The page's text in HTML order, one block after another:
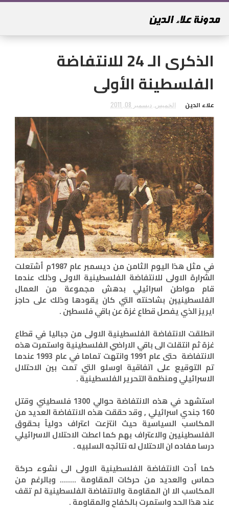
الذكرى الـ 24 للانتفاضة
الفلسطينة الأولى
علاء الدين الخميس, ديسمبر 08, 2011
في مثل هذا اليوم الثامن من ديسمبر عام 1987م أشتعلت
الشرارة الاولى للانتفاضة الفلسطينية الاولى وذلك عندما
قام مواطن اسرائيلي بدهش مجموعة من العمال
الفلسطينيين بشاحنته التي كان يقودها وذلك على حاجز
ايريز الذي يفصل قطاع غزة عن باقي فلسطين .
انطلقت الانتفاضة الفلسطينية الاولى من جباليا في قطاع
غزة ثم انتقلت الى باقي الاراضي الفلسطينية واستمرت هذه
الانتفاضة حتى عام 1991 وانتهت تماما في عام 1993 عندما
تم التوقيع على اتفاقية اوسلو التي تمت بين الاحتلال
الاسرائيلي ومنظمة التحرير الفلسطينية .
استشهد في هذه الانتفاضة حوالي 1300 فلسطيني وقتل
160 جندي اسرائيلي , وقد حققت هذه الانتفاضة العديد من
المكاسب السياسية حيث انتزعت اعتراف دولياً بحقوق
الفلسطينيين والاعتراف بهم كما اعطت الاحتلال الاسرائيلي
درسا مفاده ان الاحتلال له نتائجه السلبيه .
كما أدت الانتفاضة الفلسطينية الاولى الى نشوء حركة
حماس والعديد من حركات المقاومة ........ وبالرغم من
المكاسب الا ان المقاومة والانتفاضة الفلسطينية لم تقف
عند هذا الحد واستمرت بالكفاح والمقاومة .